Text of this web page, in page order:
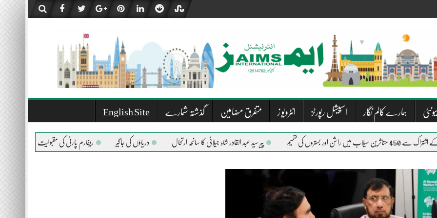
ہمارے کالم نگار اسپیشل رپورٹز انٹرویو ز متفرق مضامین گذشتہ شمارے English Site
پیر سید عبد القادر شاہ جیلانی کا سانحہ ارتحال دریاؤں کی جاگیر ریفارم پارٹی کی مقبولیت کیوں ؟ پیغمبر اسلام صلی